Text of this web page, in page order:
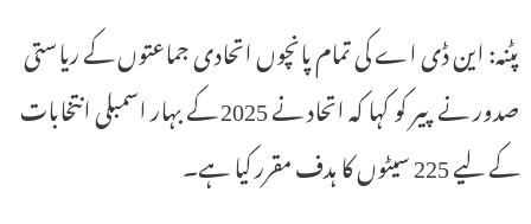
پٹنہ: این ڈی اے کی تمام پانچوں اتحادی جماعتوں کے ریاستی
صدور نے پیر کو کہا کہ اتحاد نے 2025 کے بہار اسمبلی انتخابات
کے لیے 225 سیٹوں کا ہدف مقرر کیا ہے۔